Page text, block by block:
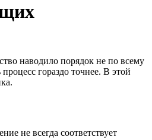
наводило порядок не по всему
гораздо точнее. В этой
не всегда соответствует